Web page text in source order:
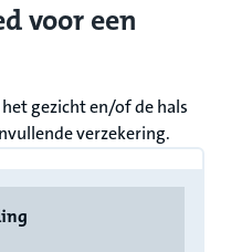
voor een
gezicht en/of de hals
verzekering.